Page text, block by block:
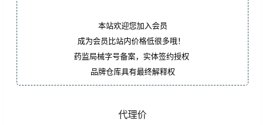
本站欢迎您加入会员
成为会员比站内价格低很多哦！
药监局械字号备案，实体签约授权
品牌仓库具有最终解释权
代理价